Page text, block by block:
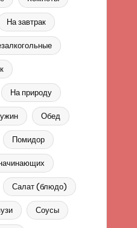
На завтрак
На природу
Обед
Помидор
Салат (блюдо)
Соусы